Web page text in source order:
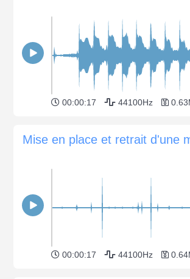
00:00:17 44100Hz
Mise en place et retrait d'une
00:00:17 44100Hz